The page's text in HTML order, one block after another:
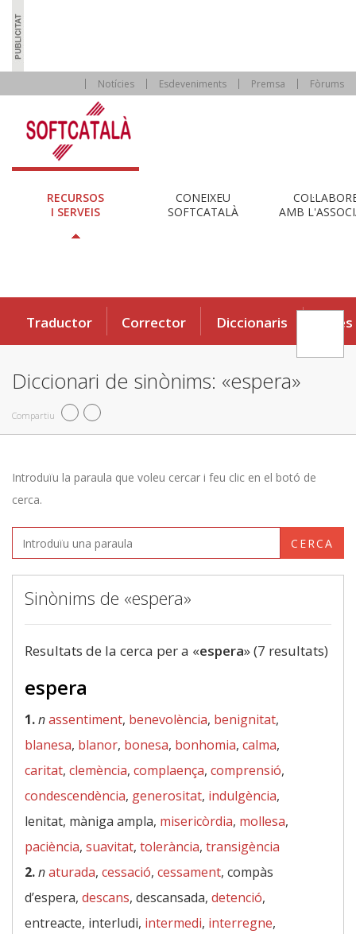
Notícies Esdeveniments Premsa Fòrums
RECURSOS
I SERVEIS
CONEIXEU
SOFTCATALÀ
AMB
Traductor Corrector Diccionaris Eines
Diccionari de sinònims: «espera»
Compartiu
Introduïu la paraula que voleu cercar i feu clic en el botó de
cerca.
CERCA
Sinònims de «espera»
Resultats de la cerca per a «espera» (7 resultats)
espera
1.nassentiment, benevolència, benignitat,
blanesa, blanor, bonesa, bonhomia, calma,
caritat, clemència, complaença, comprensió,
condescendència, generositat, indulgència,
lenitat, màniga ampla, misericòrdia, mollesa,
paciència, suavitat, tolerància, transigència
2.naturada, cessació, cessament, compàs
d’espera, descans, descansada, detenció,
entreacte, interludi, intermedi, interregne,